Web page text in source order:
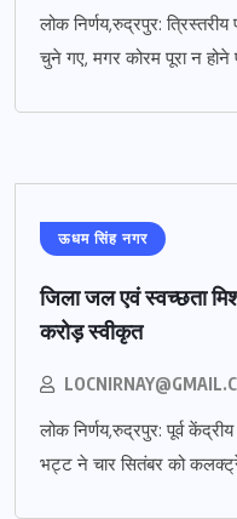
लोक निर्णय,रुद्रपुर:
चुने गए, मगर कोरम पूरा न होने
ऊधम सिंह नगर
जिला जल एवं स्वच्छता
करोड़ स्वीकृत
लोक निर्णय,रुद्रपुर: पूर्व
भट्ट ने चार सितंबर को